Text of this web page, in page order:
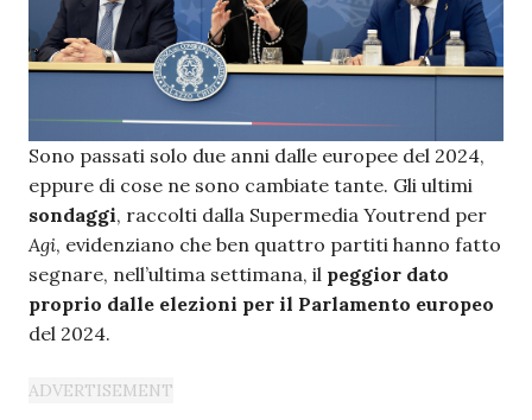
Sono passati solo due anni dalle europee del 2024,
eppure di cose ne sono cambiate tante. Gli ultimi
sondaggi, raccolti dalla Supermedia Youtrend per
Agi, evidenziano che ben quattro partiti hanno fatto
segnare, nell’ultima settimana, il peggior dato
proprio dalle elezioni per il Parlamento europeo
del 2024.